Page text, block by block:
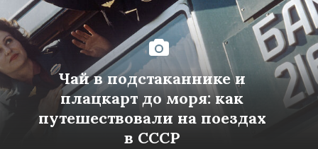
Чай в подстаканнике и
плацкарт до моря: как
путешествовали на поездах
в СССР